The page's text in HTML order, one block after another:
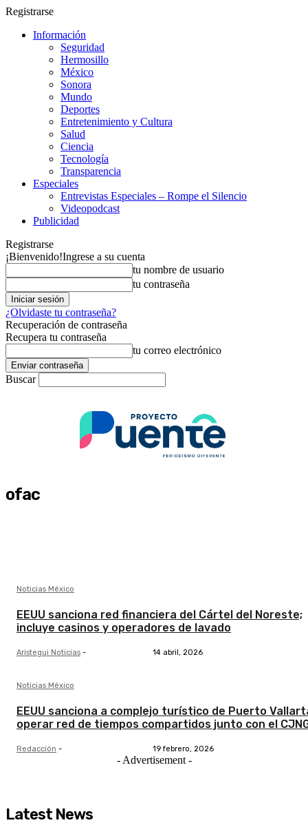
Registrarse
Información
Seguridad
Hermosillo
México
Sonora
Mundo
Deportes
Entretenimiento y Cultura
Salud
Ciencia
Tecnología
Transparencia
Especiales
Entrevistas Especiales – Rompe el Silencio
Videopodcast
Publicidad
Registrarse
¡Bienvenido!Ingrese a su cuenta
tu nombre de usuario
tu contraseña
¿Olvidaste tu contraseña?
Recuperación de contraseña
Recupera tu contraseña
tu correo electrónico
Buscar
ofac
Noticias México
EEUU sanciona red financiera del Cártel del Noreste;
incluye casinos y operadores de lavado
Aristegui Noticias - 14 abril, 2026
Noticias México
EEUU sanciona a complejo turístico de Puerto
operar red de tiempos compartidos junto con el
Redacción - 19 febrero, 2026
- Advertisement -
Latest News